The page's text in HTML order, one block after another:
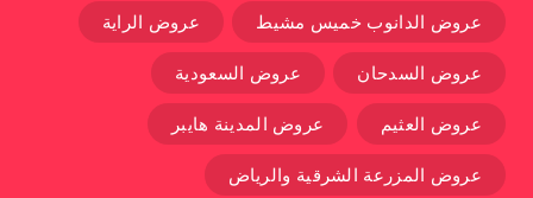
عروض الدانوب خميس مشيط عروض الراية
عروض السدحان عروض السعودية
عروض العثيم عروض المدينة هايبر
عروض المزرعة الشرقية والرياض